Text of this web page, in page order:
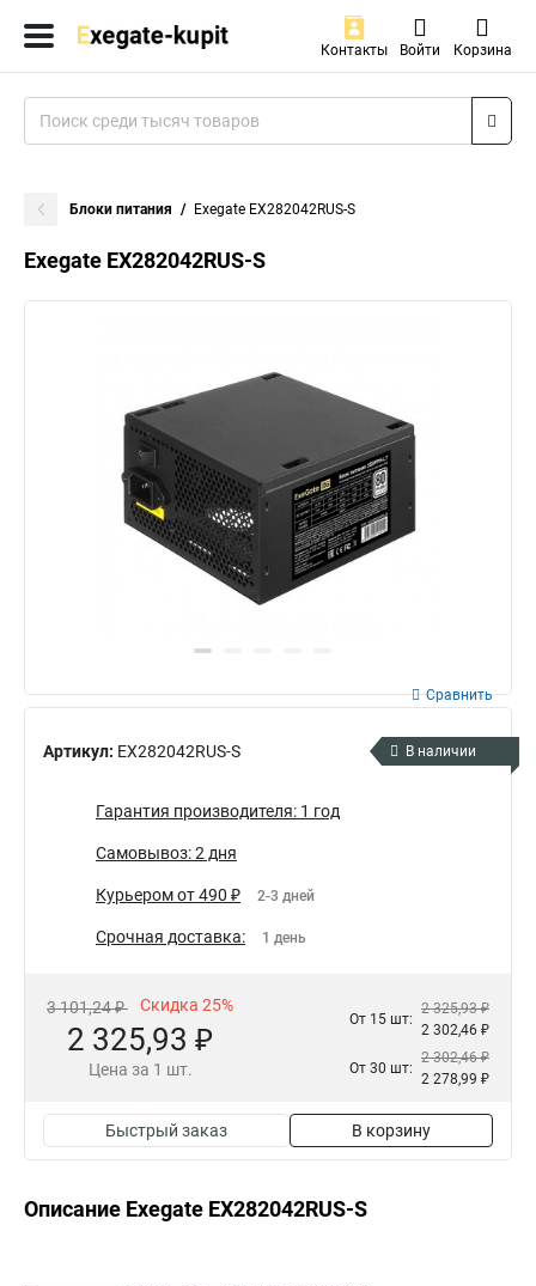
Контакты Войти Корзина
Блоки питания Exegate EX282042RUS-S
Exegate EX282042RUS-S
Артикул: EX282042RUS-S
Сравнить
В наличии
Гарантия производителя: 1 год
Самовывоз: 2 дня
Курьером от 490 ₽ 2-3 дней
Срочная доставка: 1 день
3 101,24 ₽ Скидка 25%
2 325,93 ₽
Цена за 1 шт.
От 15 шт:
2 325,93 ₽
2 302,46 ₽
От 30 шт:
2 302,46 ₽
2 278,99 ₽
Быстрый заказ В корзину
Описание Exegate EX282042RUS-S